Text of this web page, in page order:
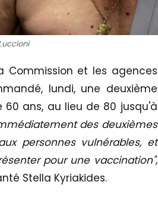
Commission et les agences
lundi, une deuxième
ans, au lieu de 80 jusqu'à
des deuxièmes
personnes vulnérables, et
pour une vaccination",
Stella Kyriakides.